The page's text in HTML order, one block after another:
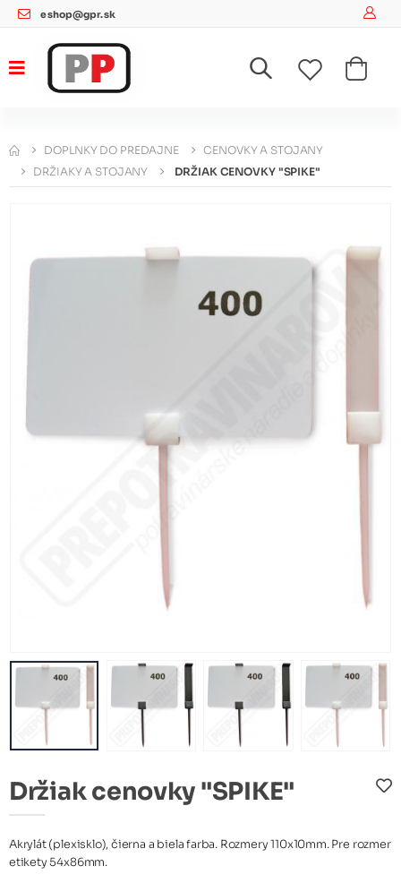
eshop@gpr.sk
DOPLNKY DO PREDAJNE
CENOVKY A STOJANY
DRŽIAKY A STOJANY
DRŽIAK CENOVKY "SPIKE"
Držiak cenovky "SPIKE"
Akrylát (plexisklo), čierna a biela farba. Rozmery 110x10mm. Pre rozmer
etikety 54x86mm.